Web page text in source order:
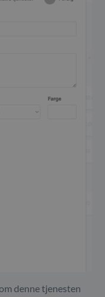
denne tjenesten